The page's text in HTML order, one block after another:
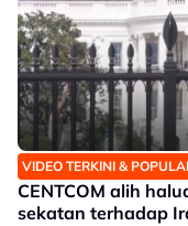
VIDEO TERKINI &
CENTCOM alih
sekatan terhadap